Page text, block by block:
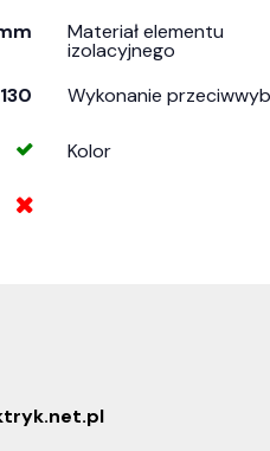
Materiał elementu
izolacyjnego
Wykonanie
Kolor